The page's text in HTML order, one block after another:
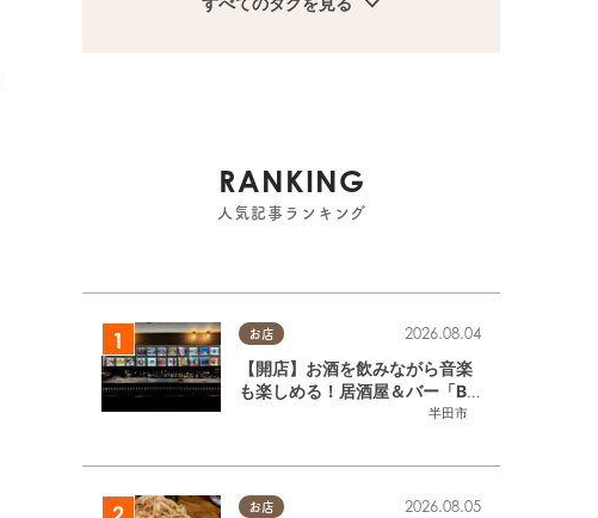
RANKING
人気記事ランキング
お店
半田市
2026.08.04
【開店】お酒を飲みながら音楽
も楽しめる！居酒屋＆バー「BL
OOMY（ブルーミー）」が7/3
お店 2026.08.05